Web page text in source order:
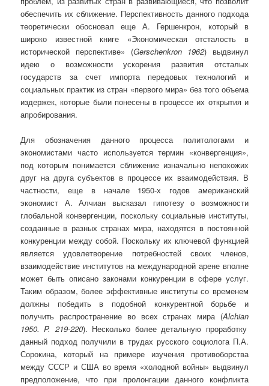
обеспечить их сближение. Перспективность данного подхода
теоретически обосновал еще А. Гершенкрон, который в
широко известной книге «Экономическая отсталость в
исторической перспективе» (Gerschenkron1962) выдвинул
идею о возможности ускорения развития отсталых
государств за счет импорта передовых технологий и
социальных практик из стран «первого мира» без того объема
издержек, которые были понесены в процессе их открытия и
апробирования.
Для обозначения данного процесса политологами и
экономистами часто используется термин «конвергенция»,
под которым понимается сближение изначально непохожих
друг на друга субъектов в процессе их взаимодействия. В
частности, еще в начале 1950-х годов американский
экономист А. Алчиан высказал гипотезу о возможности
глобальной конвергенции, поскольку социальные институты,
созданные в разных странах мира, находятся в постоянной
конкуренции между собой. Поскольку их ключевой функцией
является удовлетворение потребностей своих членов,
взаимодействие институтов на международной арене вполне
может быть описано законами конкуренции в сфере услуг.
Таким образом, более эффективные институты со временем
должны победить в подобной конкурентной борьбе и
получить распространение во всех странах мира (Alchian
1950.P. 219-220). Несколько более детальную проработку
данный подход получили в трудах рус­ского социолога П.А.
Сорокина, который на примере изучения противобор­ства
между СССР и США во время «холодной войны» выдвинул
предполо­жение, что при пролонгации данного конфликта